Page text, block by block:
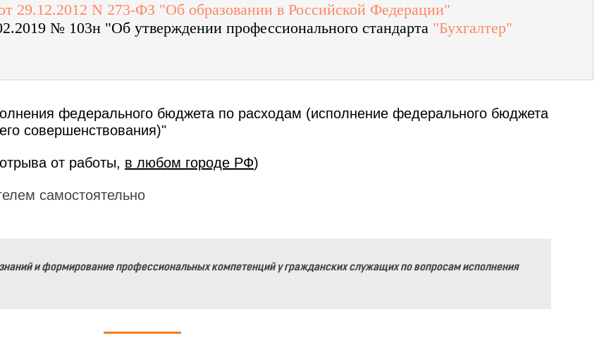
29.12.2012 N 273-ФЗ "Об образовании в Российской Федерации"
№ 103н "Об утверждении профессионального стандарта "Бухгалтер"
федерального бюджета по расходам (исполнение федерального бюджета
совершенствования)"
от работы, в любом городе РФ)
самостоятельно
и формирование профессиональных компетенций у гражданских служащих по вопросам исполнения